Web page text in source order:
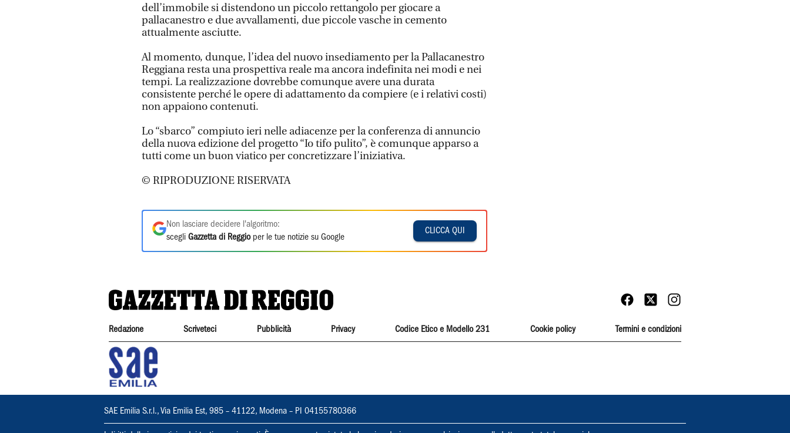
dell’immobile si distendono un piccolo rettangolo per giocare a
pallacanestro e due avvallamenti, due piccole vasche in cemento
attualmente asciutte.
Al momento, dunque, l’idea del nuovo insediamento per la Pallacanestro
Reggiana resta una prospettiva reale ma ancora indefinita nei modi e nei
tempi. La realizzazione dovrebbe comunque avere una durata
consistente perché le opere di adattamento da compiere (e i relativi costi)
non appaiono contenuti.
Lo “sbarco” compiuto ieri nelle adiacenze per la conferenza di annuncio
della nuova edizione del progetto “Io tifo pulito”, è comunque apparso a
tutti come un buon viatico per concretizzare l’iniziativa.
© RIPRODUZIONE RISERVATA
Non lasciare decidere l'algoritmo:
scegli Gazzetta di Reggioper le tue notizie su Google
CLICCA QUI
Redazione Scriveteci Pubblicità Privacy Codice Etico e Modello 231 Cookie policy Termini e condizioni
SAE Emilia S.r.l., Via Emilia Est, 985 – 41122, Modena – PI 04155780366